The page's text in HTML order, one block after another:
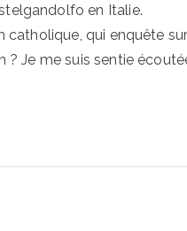
en Italie.
catholique, qui enquête sur
Je me suis sentie